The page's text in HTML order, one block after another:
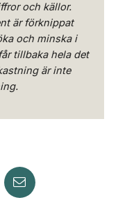
och källor.
är förknippat
och minska i
tillbaka hela det
är inte